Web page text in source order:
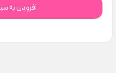
افزودن به